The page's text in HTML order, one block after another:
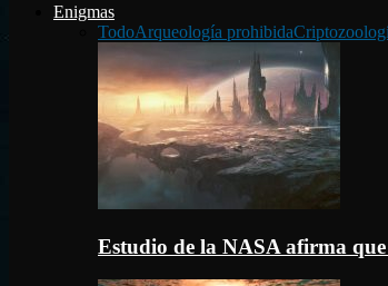
Enigmas
TodoArqueología prohibida
Estudio de la NASA afirma